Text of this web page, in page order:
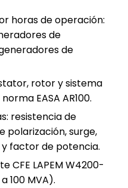
horas de operación:
de
de
rotor y sistema
EASA AR100.
resistencia de
polarización, surge,
factor de potencia.
CFE LAPEM W4200-
100 MVA).